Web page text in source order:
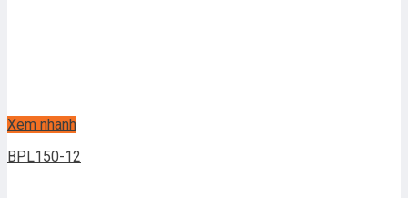
Xem nhanh
BPL150-12